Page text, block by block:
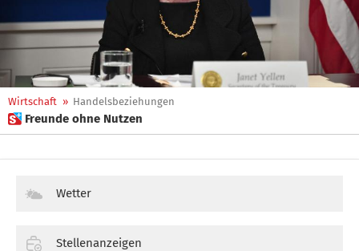
Wirtschaft » Handelsbeziehungen
 Freunde ohne Nutzen
Wetter
Stellenanzeigen